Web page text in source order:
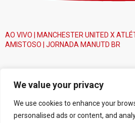
We value your privacy
We use cookies to enhance your
personalised ads or content, and
AO VIVO | MANCHESTER UNITED X
AMISTOSO | JORNADA MANUTD BR